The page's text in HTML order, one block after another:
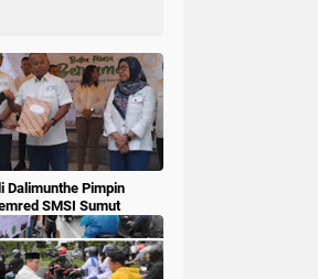
Dalimunthe Pimpin
SMSI Sumut